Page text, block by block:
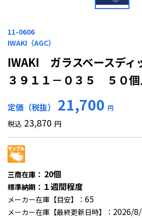
11-0606
IWAKI（AGC）
IWAKI ガラスベースディ
３９１１－０３５ ５０
定価（税抜） 21,700 円
税込 23,870 円
三商在庫： 20個
標準納期： １週間程度
メーカー在庫【目安】： 65
メーカー在庫【最終更新日時】： 2026/